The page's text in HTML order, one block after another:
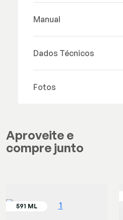
Manual
Dados Técnicos
Fotos
Aproveite e
compre junto